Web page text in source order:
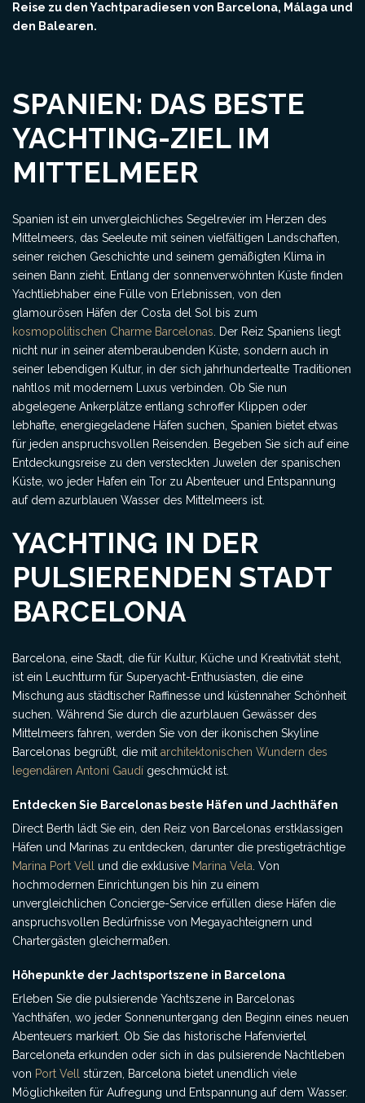
Reise zu den Yachtparadiesen von Barcelona, Málaga und
den Balearen.
SPANIEN: DAS BESTE
YACHTING-ZIEL IM
MITTELMEER
Spanien ist ein unvergleichliches Segelrevier im Herzen des
Mittelmeers, das Seeleute mit seinen vielfältigen Landschaften,
seiner reichen Geschichte und seinem gemäßigten Klima in
seinen Bann zieht. Entlang der sonnenverwöhnten Küste finden
Yachtliebhaber eine Fülle von Erlebnissen, von den
glamourösen Häfen der Costa del Sol bis zum
kosmopolitischen Charme Barcelonas . Der Reiz Spaniens liegt
nicht nur in seiner atemberaubenden Küste, sondern auch in
seiner lebendigen Kultur, in der sich jahrhundertealte Traditionen
nahtlos mit modernem Luxus verbinden. Ob Sie nun
abgelegene Ankerplätze entlang schroffer Klippen oder
lebhafte, energiegeladene Häfen suchen, Spanien bietet etwas
für jeden anspruchsvollen Reisenden. Begeben Sie sich auf eine
Entdeckungsreise zu den versteckten Juwelen der spanischen
Küste, wo jeder Hafen ein Tor zu Abenteuer und Entspannung
auf dem azurblauen Wasser des Mittelmeers ist.
YACHTING IN DER
PULSIERENDEN STADT
BARCELONA
Barcelona, eine Stadt, die für Kultur, Küche und Kreativität steht,
ist ein Leuchtturm für Superyacht-Enthusiasten, die eine
Mischung aus städtischer Raffinesse und küstennaher Schönheit
suchen. Während Sie durch die azurblauen Gewässer des
Mittelmeers fahren, werden Sie von der ikonischen Skyline
Barcelonas begrüßt, die mit architektonischen Wundern des
legendären Antoni Gaudí geschmückt ist.
Entdecken Sie Barcelonas beste Häfen und Jachthäfen
Direct Berth lädt Sie ein, den Reiz von Barcelonas erstklassigen
Häfen und Marinas zu entdecken, darunter die prestigeträchtige
Marina Port Vell
und die exklusive Marina Vela . Von
hochmodernen Einrichtungen bis hin zu einem
unvergleichlichen Concierge-Service erfüllen diese Häfen die
anspruchsvollen Bedürfnisse von Megayachteignern und
Chartergästen gleichermaßen.
Höhepunkte der Jachtsportszene in Barcelona
Erleben Sie die pulsierende Yachtszene in Barcelonas
Yachthäfen, wo jeder Sonnenuntergang den Beginn eines neuen
Abenteuers markiert. Ob Sie das historische Hafenviertel
Barceloneta erkunden oder sich in das pulsierende Nachtleben
von Port Vell
stürzen, Barcelona bietet unendlich viele
Möglichkeiten für Aufregung und Entspannung auf dem Wasser.